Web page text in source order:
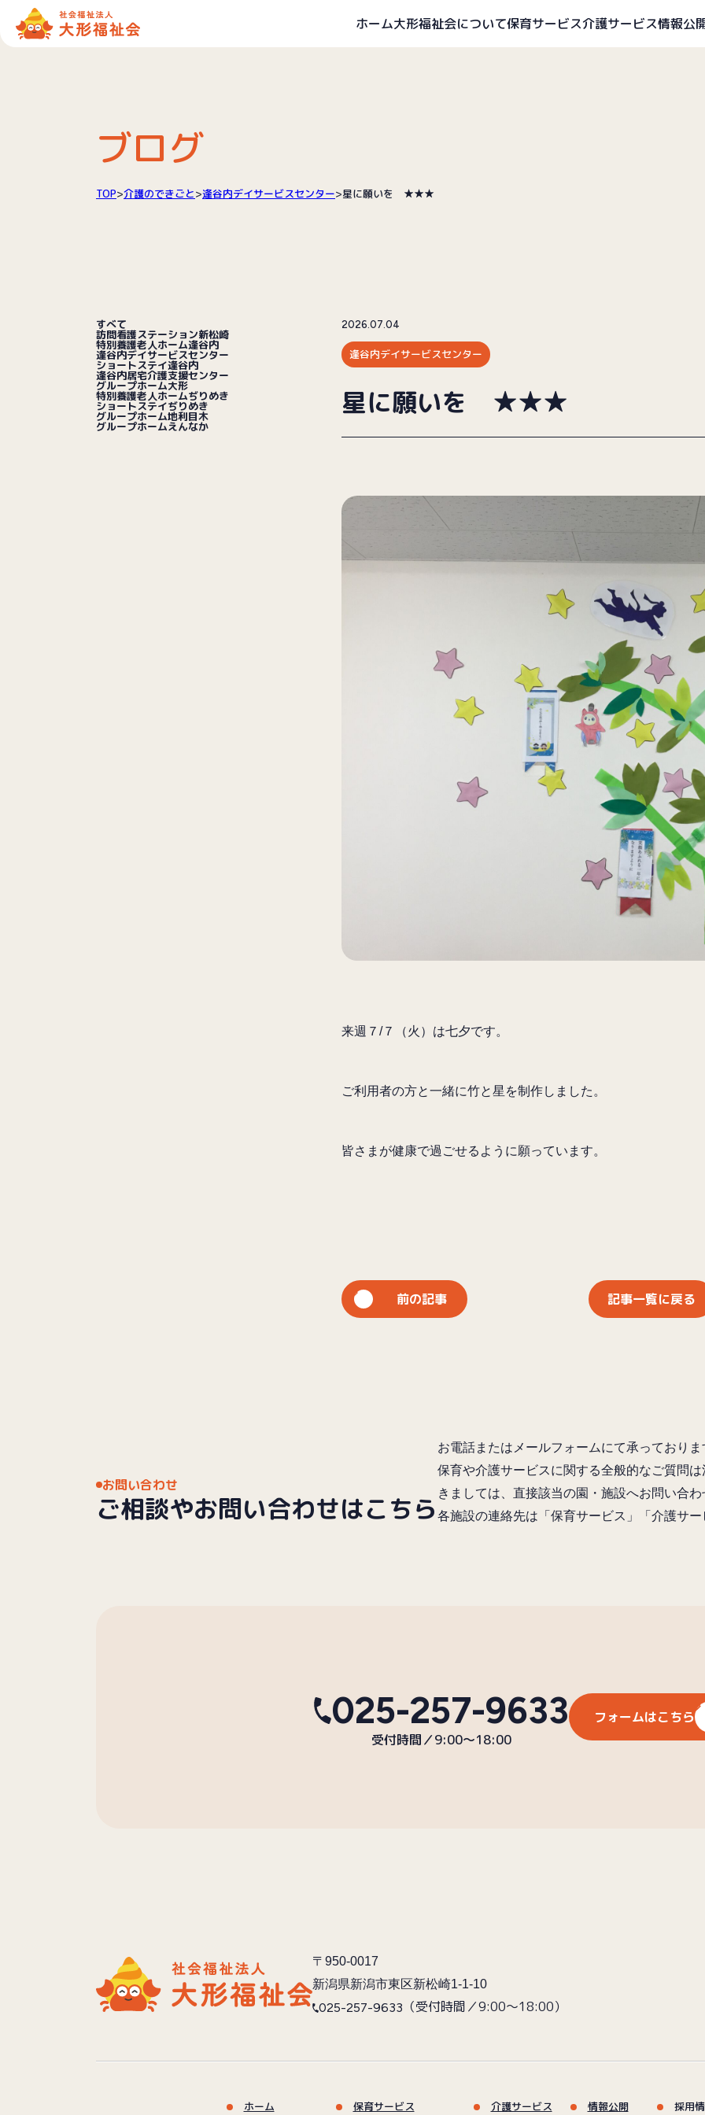
ホーム大形福祉会について保育サービス介護サービス情報公
ブログ
TOP>介護のできごと>逢谷内デイサービスセンター>星に願いを ★★★
すべて
訪問看護ステーション新松崎
特別養護老人ホーム逢谷内
逢谷内デイサービスセンター
ショートステイ逢谷内
逢谷内居宅介護支援センター
グループホーム大形
特別養護老人ホームぢりめき
ショートステイぢりめき
グループホーム地利目木
グループホームえんなか
2026.07.04
逢谷内デイサービスセンター
星に願いを ★★★
来週７/７（火）は七夕です。
ご利用者の方と一緒に竹と星を制作しました。
皆さまが健康で過ごせるように願っています。
前の記事 記事一覧に戻る
お問い合わせ
ご相談やお問い合わせはこちら
お電話またはメールフォームにて承っておりま
保育や介護サービスに関する全般的なご質問
きましては、直接該当の園・施設へお問い合
各施設の連絡先は「保育サービス」「介護サ
025-257-9633
受付時間／9:00〜18:00
フォームはこちら
〒950-0017
新潟県新潟市東区新松崎1-1-10
025-257-9633 （受付時間／9:00〜18:00）
ホーム 保育サービス 介護サービス 情報公開 採用